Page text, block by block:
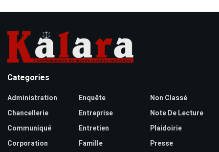
Categories
Administration
Chancellerie
Communiqué
Corporation
Enquête
Entreprise
Entretien
Famille
Non Classé
Note De Lecture
Plaidoirie
Presse